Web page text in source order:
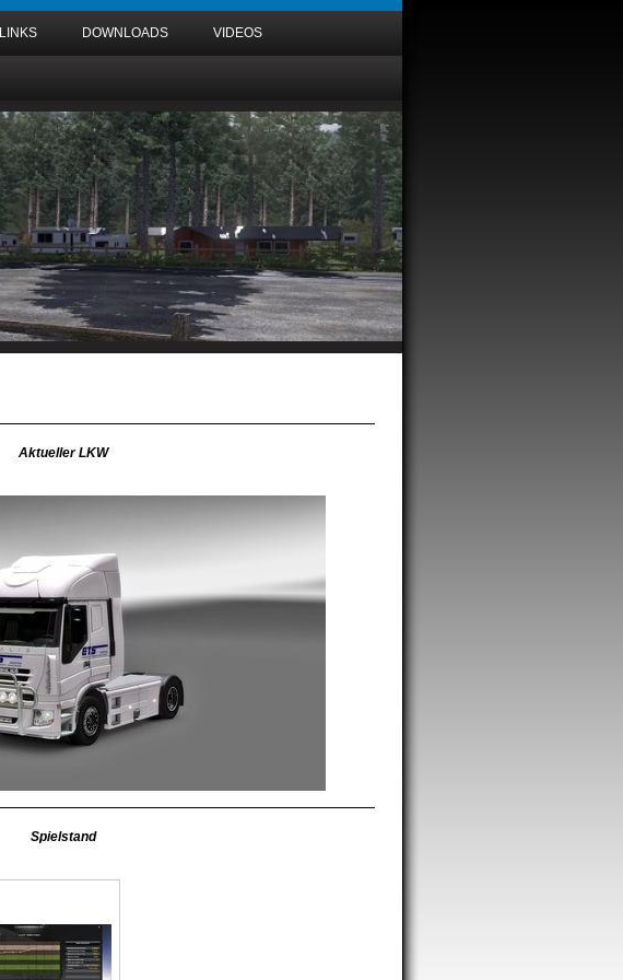
LINKS DOWNLOADS VIDEOS
Aktueller LKW
Spielstand